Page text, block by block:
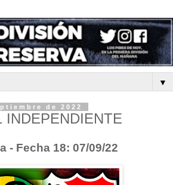
▼
de 2022
INDEPENDIENTE
- Fecha 18: 07/09/22